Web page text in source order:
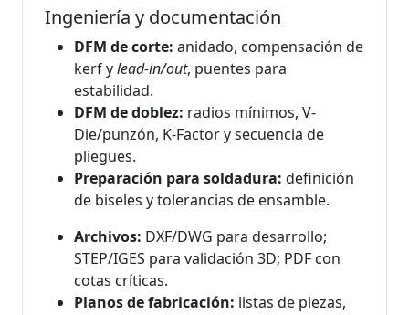
Ingeniería y documentación
DFM de corte: anidado, compensación de
kerf ylead-in/out, puentes para
estabilidad.
DFM de doblez: radios mínimos, V-
Die/punzón, K-Factor y secuencia de
pliegues.
Preparación para soldadura: definición
de biseles y tolerancias de ensamble.
Archivos: DXF/DWG para desarrollo;
STEP/IGES para validación 3D; PDF con
cotas críticas.
Planos de fabricación: listas de piezas,